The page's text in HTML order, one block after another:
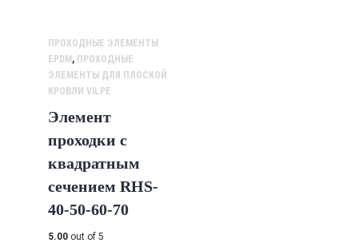
ПРОХОДНЫЕ ЭЛЕМЕНТЫ
EPDM , ПРОХОДНЫЕ
ЭЛЕМЕНТЫ ДЛЯ ПЛОСКОЙ
КРОВЛИ VILPE
Элемент
проходки с
квадратным
сечением RHS-
40-50-60-70
5.00 out of 5